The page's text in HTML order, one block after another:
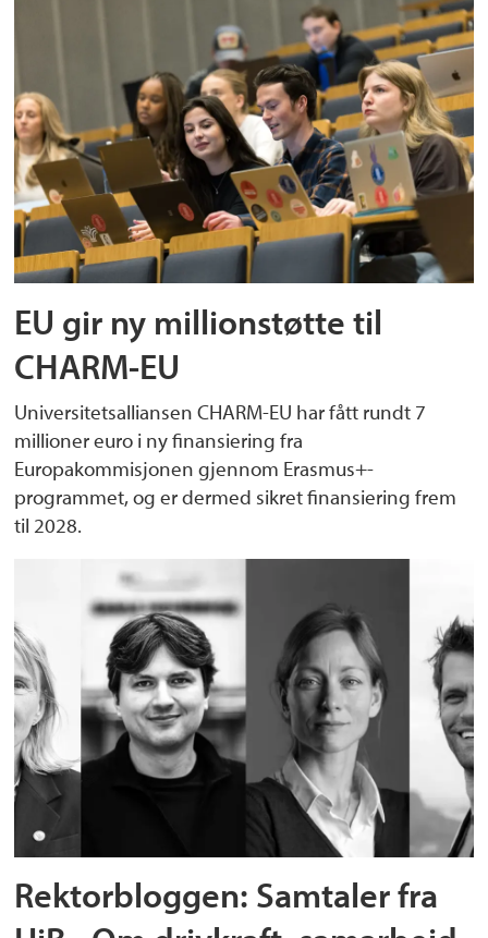
EU gir ny millionstøtte til
CHARM-EU
Universitetsalliansen CHARM-EU har fått rundt 7
millioner euro i ny finansiering fra
Europakommisjonen gjennom Erasmus+-
programmet, og er dermed sikret finansiering frem
til 2028.
Rektorbloggen: Samtaler fra